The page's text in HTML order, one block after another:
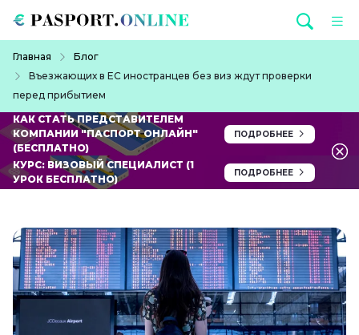
Главная
Блог
Въезжающих в ЕС иностранцев без виз ждут проверки
перед прибытием
КАК СТАТЬ ПРЕДСТАВИТЕЛЕМ
КОМПАНИИ "ПАСПОРТ ОНЛАЙН"
(БЕСПЛАТНО)
ПОДРОБНЕЕ
КУРС: ВИЗОВЫЙ СПЕЦИАЛИСТ (1
УРОК БЕСПЛАТНО)
ПОДРОБНЕЕ